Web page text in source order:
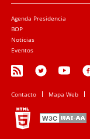
Agenda Presidencia
BOP
Noticias
Eventos
Contacto Mapa Web